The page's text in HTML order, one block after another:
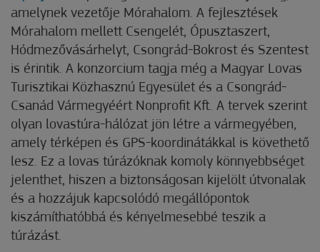
amelynek vezetője Mórahalom. A fejlesztések
Mórahalom mellett Csengelét, Ópusztaszert,
Hódmezővásárhelyt, Csongrád-Bokrost és Szentest
is érintik. A konzorcium tagja még a Magyar Lovas
Turisztikai Közhasznú Egyesület és a Csongrád-
Csanád Vármegyéért Nonprofit Kft. A tervek szerint
olyan lovastúra-hálózat jön létre a vármegyében,
amely térképen és GPS-koordinátákkal is követhető
lesz. Ez a lovas túrázóknak komoly könnyebbséget
jelenthet, hiszen a biztonságosan kijelölt útvonalak
és a hozzájuk kapcsolódó megállópontok
kiszámíthatóbbá és kényelmesebbé teszik a
túrázást.